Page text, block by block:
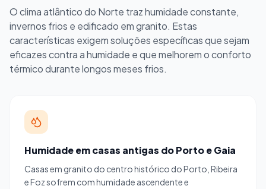
O clima atlântico do Norte traz humidade constante,
invernos frios e edificado em granito. Estas
características exigem soluções específicas que sejam
eficazes contra a humidade e que melhorem o conforto
térmico durante longos meses frios.
Humidade em casas antigas do Porto e Gaia
Casas em granito do centro histórico do Porto, Ribeira
e Foz sofrem com humidade ascendente e